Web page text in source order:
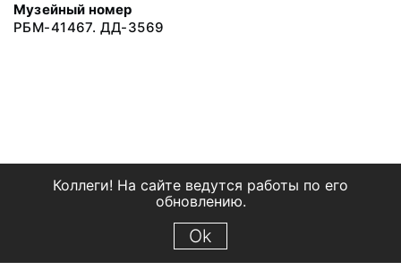
Музейный номер
РБМ-41467. ДД-3569
Коллеги! На сайте ведутся работы по его
обновлению.
Ok